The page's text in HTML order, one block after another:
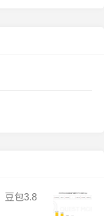
豆包3.8